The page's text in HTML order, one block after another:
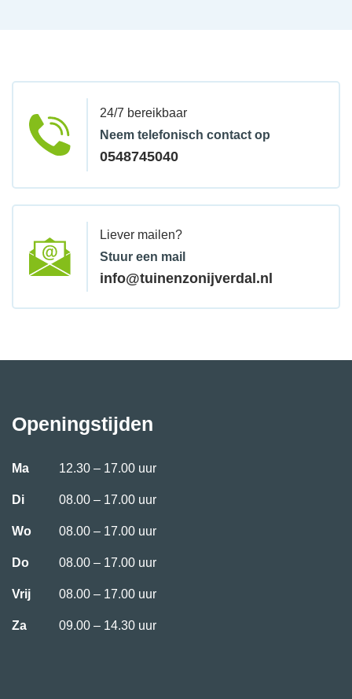
24/7 bereikbaar
Neem telefonisch contact op
0548745040
Liever mailen?
Stuur een mail
info@tuinenzonijverdal.nl
Openingstijden
Ma 12.30 – 17.00 uur
Di 08.00 – 17.00 uur
Wo 08.00 – 17.00 uur
Do 08.00 – 17.00 uur
Vrij 08.00 – 17.00 uur
Za 09.00 – 14.30 uur